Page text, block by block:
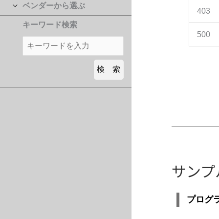
ベンダーから選ぶ
キーワード検索
403
500
サン
プログ